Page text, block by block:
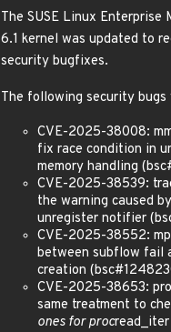
The SUSE Linux Enterprise
6.1 kernel was updated to
security bugfixes.
The following security bugs
CVE-2025-38008:
fix race condition in
memory handling
CVE-2025-38539:
the warning caused
unregister notifier
CVE-2025-38552:
between subflow fail
creation
CVE-2025-38653:
same treatment to
ones for proc